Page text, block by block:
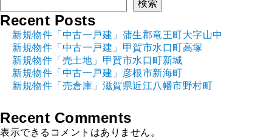
検索
Recent Posts
新規物件「中古一戸建」蒲生郡竜王町大字山中
新規物件「中古一戸建」甲賀市水口町高塚
新規物件「売土地」甲賀市水口町新城
新規物件「中古一戸建」彦根市新海町
新規物件「売倉庫」滋賀県近江八幡市野村町
Recent Comments
表示できるコメントはありません。